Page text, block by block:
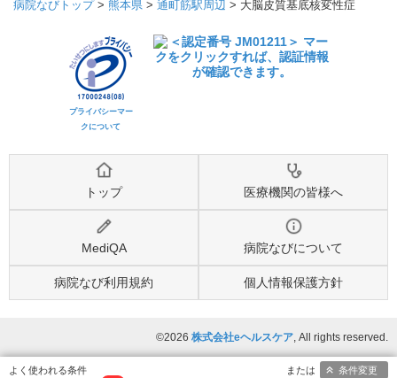
病院なびトップ> 熊本県 > 通町筋駅周辺 > 大脳皮質基底核変性症
プライバシーマー
クについて
トップ 医療機関の皆様へ
MediQA 病院なびについて
病院なび利用規約 個人情報保護方針
©2026 株式会社eヘルスケア, All rights reserved.
条件変更